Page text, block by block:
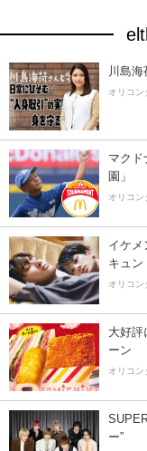
川島海
オリコン
マクド
園」
オリコン
イケメ
キュン
オリコン
大好評
ーン
オリコン
ー”